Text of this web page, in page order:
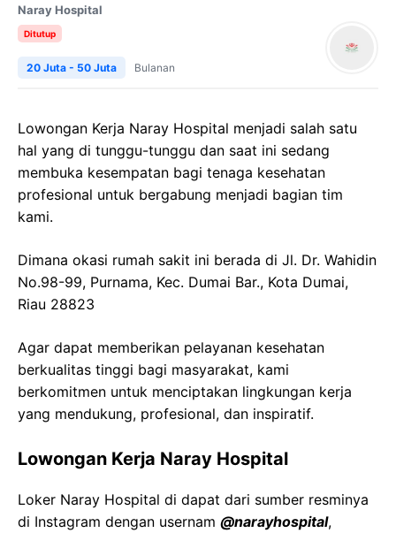
Naray Hospital
Ditutup
20 Juta - 50 Juta Bulanan
Lowongan Kerja Naray Hospital menjadi salah satu
hal yang di tunggu-tunggu dan saat ini sedang
membuka kesempatan bagi tenaga kesehatan
profesional untuk bergabung menjadi bagian tim
kami.
Dimana okasi rumah sakit ini berada di Jl. Dr. Wahidin
No.98-99, Purnama, Kec. Dumai Bar., Kota Dumai,
Riau 28823
Agar dapat memberikan pelayanan kesehatan
berkualitas tinggi bagi masyarakat, kami
berkomitmen untuk menciptakan lingkungan kerja
yang mendukung, profesional, dan inspiratif.
Lowongan Kerja Naray Hospital
Loker Naray Hospital di dapat dari sumber resminya
di Instagram dengan usernam @narayhospital,